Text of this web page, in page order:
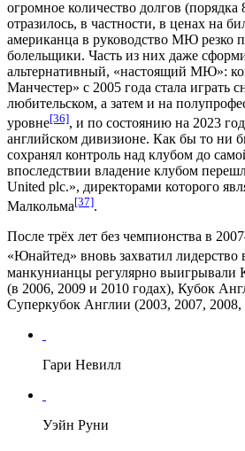
огромное количество долгов (порядка
отразилось, в частности, в ценах на
американца в руководство МЮ резко
болельщики. Часть из них даже
альтернативный, «настоящий МЮ»:
Манчестер» с 2005 года стала играть
любительском, а затем и на
уровне[36], и по состоянию на 2023
английском дивизионе. Как бы то ни
сохранял контроль над клубом до
впоследствии владение клубом
United plc.», директорами которого
Малкольма[37].
После трёх лет без чемпионства в
«Юнайтед» вновь захватил
манкунианцы регулярно выигрывали
(в 2006, 2009 и 2010 годах), Кубок
Суперкубок Англии (2003, 2007, 2008,
Гари Невилл
Уэйн Руни